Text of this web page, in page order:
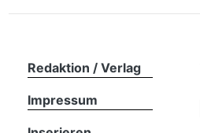
Redaktion / Verlag
Impressum